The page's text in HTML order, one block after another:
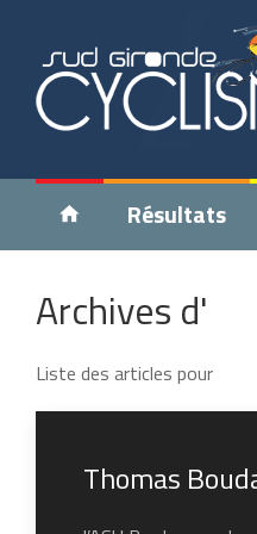
Résultats
Archives d'
Liste des articles pour
Thomas